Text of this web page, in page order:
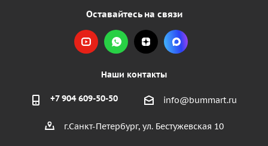
Оставайтесь на связи
Наши контакты
+7 904 609-50-50 info@bummart.ru
г.Санкт-Петербург, ул. Бестужевская 10